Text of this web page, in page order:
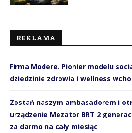
REKLAMA
Firma Modere. Pionier modelu
dziedzinie zdrowia i wellness
Zostań naszym ambasadorem i
urządzenie Mezator BRT 2
za darmo na cały miesiąc